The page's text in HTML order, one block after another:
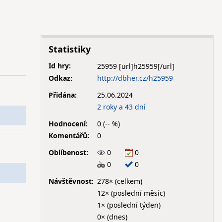
Statistiky
Id hry:
25959
Odkaz:
http://dbher.cz/h25959
Přidána:
25.06.2024
2 roky a 43 dní
Hodnocení:
0 (-- %)
Komentářů:
0
Oblíbenost:
0
0
0
0
Návštěvnost: 278× (celkem)
12× (poslední měsíc)
1× (poslední týden)
0× (dnes)